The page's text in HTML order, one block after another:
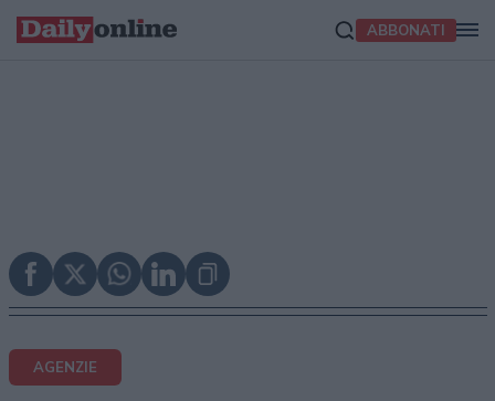
ABBONATI
AGENZIE